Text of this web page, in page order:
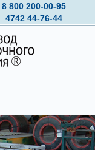
8 800200-00-95
4742 44-76-44